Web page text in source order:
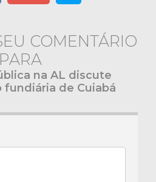
COMENTÁRIO
PARA
na AL discute
fundiária de Cuiabá